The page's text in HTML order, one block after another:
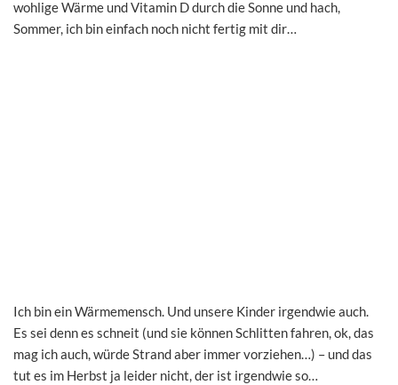
wohlige Wärme und Vitamin D durch die Sonne und hach,
Sommer, ich bin einfach noch nicht fertig mit dir…
Ich bin ein Wärmemensch. Und unsere Kinder irgendwie auch.
Es sei denn es schneit (und sie können Schlitten fahren, ok, das
mag ich auch, würde Strand aber immer vorziehen…) – und das
tut es im Herbst ja leider nicht, der ist irgendwie so…